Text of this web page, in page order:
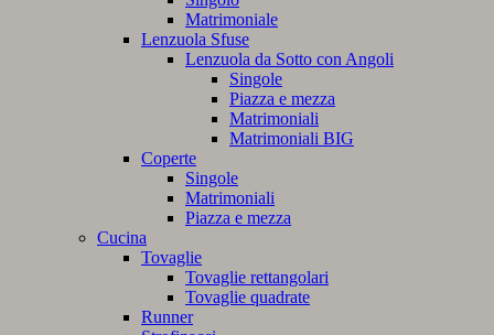
Matrimoniale
Lenzuola Sfuse
Lenzuola da Sotto con Angoli
Singole
Piazza e mezza
Matrimoniali
Matrimoniali BIG
Coperte
Singole
Matrimoniali
Piazza e mezza
Cucina
Tovaglie
Tovaglie rettangolari
Tovaglie quadrate
Runner